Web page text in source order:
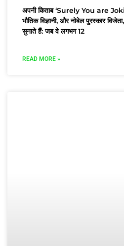
अपनी किताब ‘Surely You are
भौतिक विज्ञानी, और नोबेल पुरस्कार
सुनाते हैं: जब वे लगभग 12
READ MORE »